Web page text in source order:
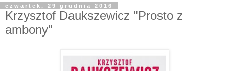
czwartek, 29 grudnia 2016
Krzysztof Daukszewicz "Prosto z
ambony"